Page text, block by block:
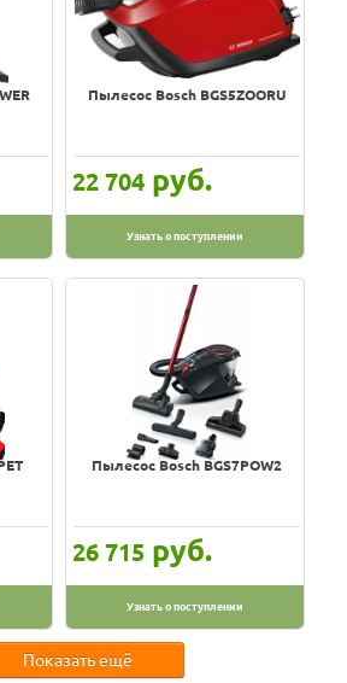
Пылесос Bosch BGS5ZOORU
22 704 руб.
Узнать о поступлении
Пылесос Bosch BGS7POW2
26 715 руб.
Узнать о поступлении
Показать ещё